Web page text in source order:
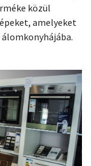
közül
amelyeket